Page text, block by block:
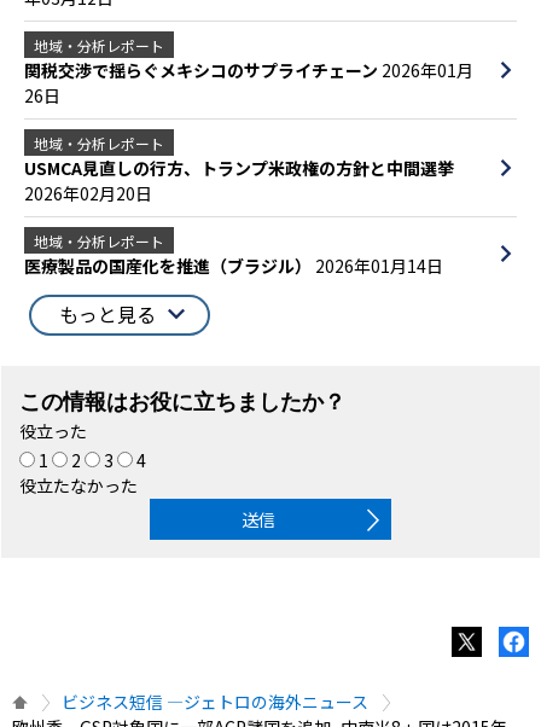
地域・分析レポート
関税交渉で揺らぐメキシコのサプライチェーン 2026年01月
26日
地域・分析レポート
USMCA見直しの行方、トランプ米政権の方針と中間選挙
2026年02月20日
地域・分析レポート
医療製品の国産化を推進（ブラジル） 2026年01月14日
もっと見る
この情報はお役に立ちましたか？
役立った
1
2 3
4
役立たなかった
送信
ビジネス短信 ―ジェトロの海外ニュース